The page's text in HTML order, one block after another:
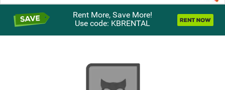
Rent More, Save More!
Use code: KBRENTAL